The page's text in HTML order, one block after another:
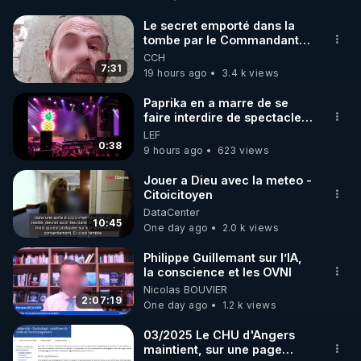
Code réduction de 10 % sur toute la boutique
Warmcook
▶ Code REGENERE10 // Rendez vous sur
https://www.warmcook.com/14-kuvings
________________
▶ Telegram : https://t.me/rgnr_fr
▶ Facebook :
https://www.facebook.com/thierry.rgnr/
https://www.instagram.com/Thierrycasasnovas_rgn
r
▶Twitter : https://twitter.com/thierrycas
-------------------------
Les sources de cette vidéo :
▶ Dr Nozman, https://www.youtube.com/watch?
v=OkHc4Yt9JRw « Mon bras peut il repousser »
26 nov 2021.
7:31
Le secret emporté dans la
tombe par le Commandant
Cousteau le 25 juin 1997
CCH
19 hours ago
3.4 k views
0:38
Paprika en a marre de se
faire interdire de spectacle.
Elle décide donc de devenir
DJ !
LEF
9 hours ago
623 views
10:45
Jouer a Dieu avec la meteo -
Citoicitoyen
DataCenter
One day ago
2.0 k views
2:07:19
Philippe Guillemant sur l’IA,
la conscience et les OVNI
Nicolas BOUVIER
One day ago
1.2 k views
03/2025 Le CHU d'Angers
maintient, sur une page